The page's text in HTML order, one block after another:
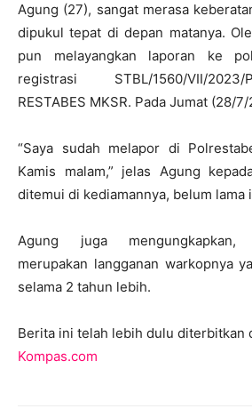
Agung (27), sangat merasa
dipukul tepat di depan matanya.
pun melayangkan laporan ke
registrasi STBL/1560/VII/
RESTABES MKSR. Pada Jumat (28/
“Saya sudah melapor di
Kamis malam,” jelas Agung
ditemui di kediamannya, belum lama
Agung juga
merupakan langganan warkopnya
selama 2 tahun lebih.
Berita ini telah lebih dulu diterbitkan
Kompas.com